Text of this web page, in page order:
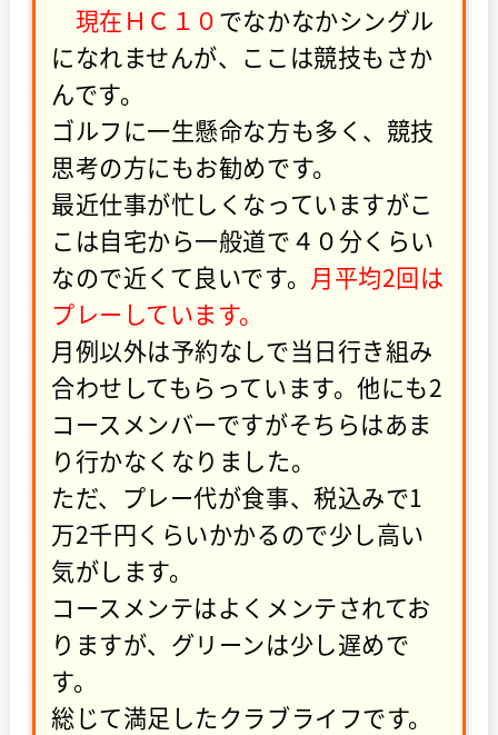
現在ＨＣ１０でなかなかシングル
になれませんが、ここは競技もさか
んです。
ゴルフに一生懸命な方も多く、競技
思考の方にもお勧めです。
最近仕事が忙しくなっていますがこ
こは自宅から一般道で４０分くらい
なので近くて良いです。 月平均2回は
プレーしています。
月例以外は予約なしで当日行き組み
合わせしてもらっています。他にも2
コースメンバーですがそちらはあま
り行かなくなりました。
ただ、プレー代が食事、税込みで1
万2千円くらいかかるので少し高い
気がします。
コースメンテはよくメンテされてお
りますが、グリーンは少し遅めで
す。
総じて満足したクラブライフです。